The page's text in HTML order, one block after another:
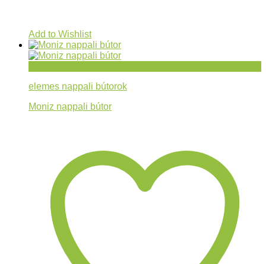
Add to Wishlist
elemes nappali bútorok
Moniz nappali bútor